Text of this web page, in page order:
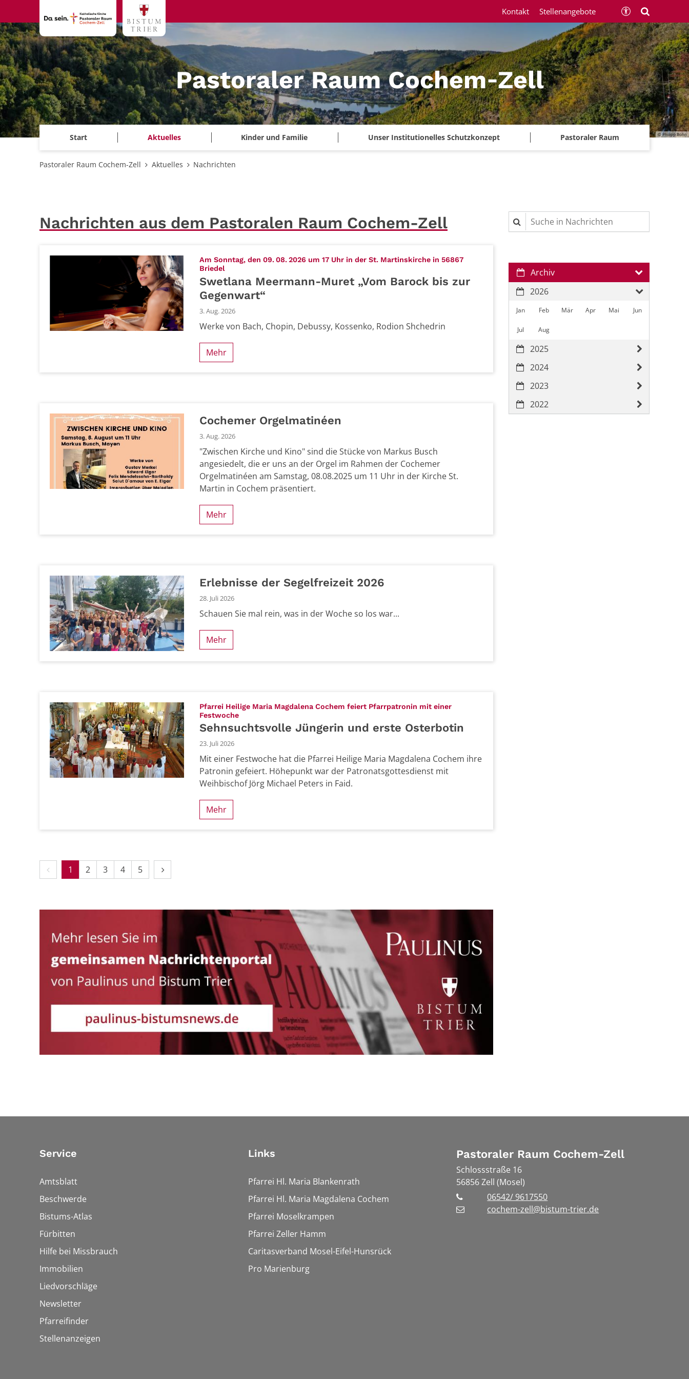
© Philipp Bohn
Pastoraler Raum Cochem‑Zell
Start Aktuelles Kinder und Familie Unser Institutionelles Schutzkonzept Pastoraler Raum
Kontakt Stellenangebote
Pastoraler Raum Cochem-Zell Aktuelles Nachrichten
Nachrichten aus dem Pastoralen Raum Cochem-Zell
Am Sonntag, den 09. 08. 2026 um 17 Uhr in der St. Martinskirche in 56867
Briedel
Swetlana Meermann-Muret „Vom Barock bis zur
Gegenwart“
3. Aug. 2026
Werke von Bach, Chopin, Debussy, Kossenko, Rodion Shchedrin
Mehr
Cochemer Orgelmatinéen
3. Aug. 2026
"Zwischen Kirche und Kino" sind die Stücke von Markus Busch
angesiedelt, die er uns an der Orgel im Rahmen der Cochemer
Orgelmatinéen am Samstag, 08.08.2025 um 11 Uhr in der Kirche St.
Martin in Cochem präsentiert.
Mehr
Erlebnisse der Segelfreizeit 2026
28. Juli 2026
Schauen Sie mal rein, was in der Woche so los war...
Mehr
Pfarrei Heilige Maria Magdalena Cochem feiert Pfarrpatronin mit einer
Festwoche:
Sehnsuchtsvolle Jüngerin und erste Osterbotin
23. Juli 2026
Mit einer Festwoche hat die Pfarrei Heilige Maria Magdalena Cochem ihre
Patronin gefeiert. Höhepunkt war der Patronatsgottesdienst mit
Weihbischof Jörg Michael Peters in Faid.
Mehr
Vorherige Seite
1 2 3 4 5 Nächste Seite
Suche in Nachrichten
Archiv
2026
Jan Feb Mär Apr Mai Jun
Jul Aug
2025
2024
2023
2022
Service
Amtsblatt
Beschwerde
Bistums-Atlas
Fürbitten
Hilfe bei Missbrauch
Immobilien
Liedvorschläge
Newsletter
Pfarreifinder
Stellenanzeigen
Links
Pfarrei Hl. Maria Blankenrath
Pfarrei Hl. Maria Magdalena Cochem
Pfarrei Moselkrampen
Pfarrei Zeller Hamm
Caritasverband Mosel-Eifel-Hunsrück
Pro Marienburg
Pastoraler Raum Cochem-Zell
Schlossstraße 16
56856Zell (Mosel)
06542/ 9617550
cochem-zell@bistum-trier.de